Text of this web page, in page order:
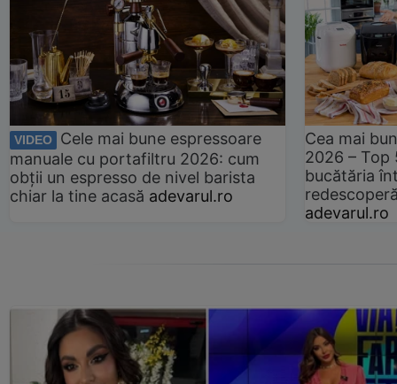
VIDEO
Cele mai bune espressoare
manuale cu portafiltru 2026: cum
obții un espresso de nivel barista
chiar la tine acasă adevarul.ro
Cea mai
2026 –
bucătăria
adevarul.ro